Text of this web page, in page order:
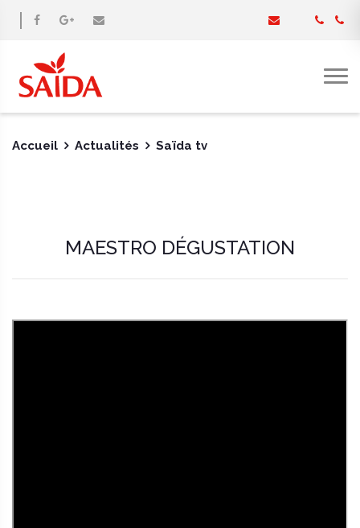
Accueil Actualités Saïda tv
MAESTRO DÉGUSTATION